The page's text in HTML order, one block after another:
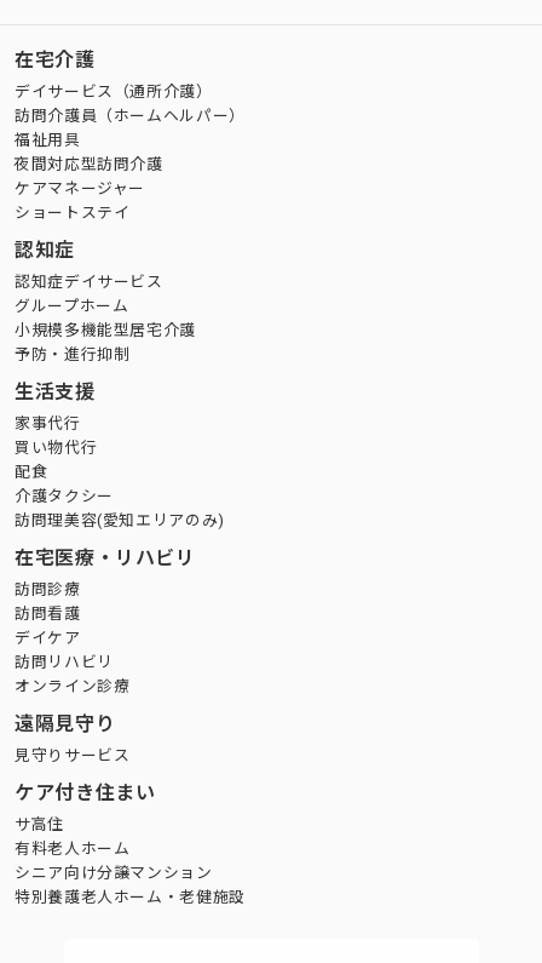
在宅介護
デイサービス（通所介護）
訪問介護員（ホームヘルパー）
福祉用具
夜間対応型訪問介護
ケアマネージャー
ショートステイ
認知症
認知症デイサービス
グループホーム
小規模多機能型居宅介護
予防・進行抑制
生活支援
家事代行
買い物代行
配食
介護タクシー
訪問理美容(愛知エリアのみ)
在宅医療・リハビリ
訪問診療
訪問看護
デイケア
訪問リハビリ
オンライン診療
遠隔見守り
見守りサービス
ケア付き住まい
サ高住
有料老人ホーム
シニア向け分譲マンション
特別養護老人ホーム・老健施設